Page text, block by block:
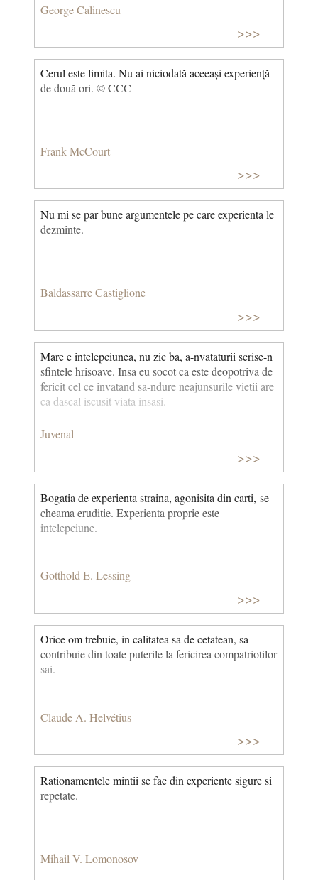
George Calinescu
>>>
Cerul este limita. Nu ai niciodată aceeași experiență
de două ori. © CCC
Frank McCourt
>>>
Nu mi se par bune argumentele pe care experienta le
dezminte.
Baldassarre Castiglione
>>>
Mare e intelepciunea, nu zic ba, a-nvataturii scrise-n
sfintele hrisoave. Insa eu socot ca este deopotriva de
fericit cel ce invatand sa-ndure neajunsurile vietii are
ca dascal iscusit viata insasi.
Juvenal
>>>
Bogatia de experienta straina, agonisita din carti, se
cheama eruditie. Experienta proprie este
intelepciune.
Gotthold E. Lessing
>>>
Orice om trebuie, in calitatea sa de cetatean, sa
contribuie din toate puterile la fericirea compatriotilor
sai.
Claude A. Helvétius
>>>
Rationamentele mintii se fac din experiente sigure si
repetate.
Mihail V. Lomonosov